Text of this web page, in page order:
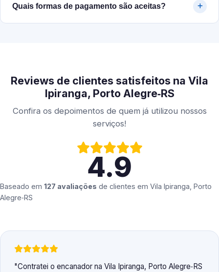
Quais formas de pagamento são aceitas?
Reviews de clientes satisfeitos na Vila
Ipiranga, Porto Alegre‑RS
Confira os depoimentos de quem já utilizou nossos
serviços!
4.9
Baseado em 127 avaliações de clientes em Vila Ipiranga, Porto
Alegre‑RS
Contratei o encanador na Vila Ipiranga, Porto Alegre‑RS